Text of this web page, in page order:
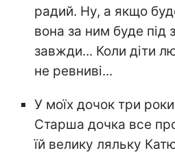
радий. Ну, а якщо
вона за ним буде під
завжди... Коли діти
не ревниві...
У моїх дочок три
Старша дочка все
їй велику ляльку